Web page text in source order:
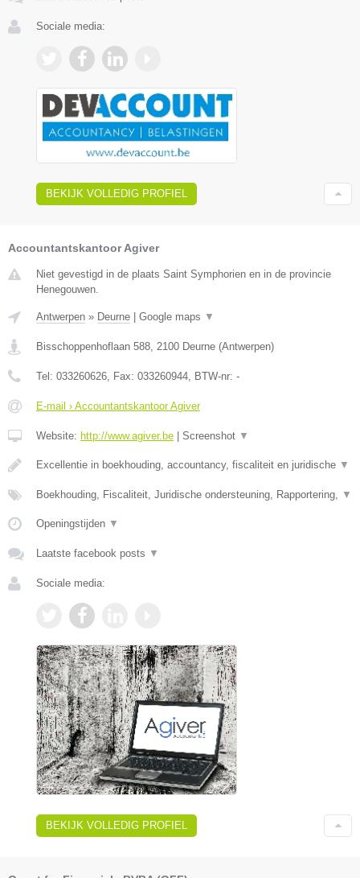
Sociale media:
BEKIJK VOLLEDIG PROFIEL
Accountantskantoor Agiver
Niet gevestigd in de plaats Saint Symphorien en in de provincie
Henegouwen.
Antwerpen » Deurne Google maps ▼
Bisschoppenhoflaan 588 2100 Deurne (Antwerpen)
Tel: 033260626 , Fax: 033260944 , BTW-nr: -
E-mail › Accountantskantoor Agiver
Website: http://www.agiver.be Screenshot ▼
Excellentie in boekhouding, accountancy, fiscaliteit en juridische ▼
Boekhouding, Fiscaliteit, Juridische ondersteuning, Rapportering, ▼
Openingstijden ▼
Laatste facebook posts ▼
Sociale media:
BEKIJK VOLLEDIG PROFIEL